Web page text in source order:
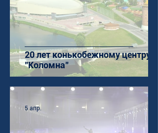
20 лет конькобежному центру
"Коломна"
5 апр.